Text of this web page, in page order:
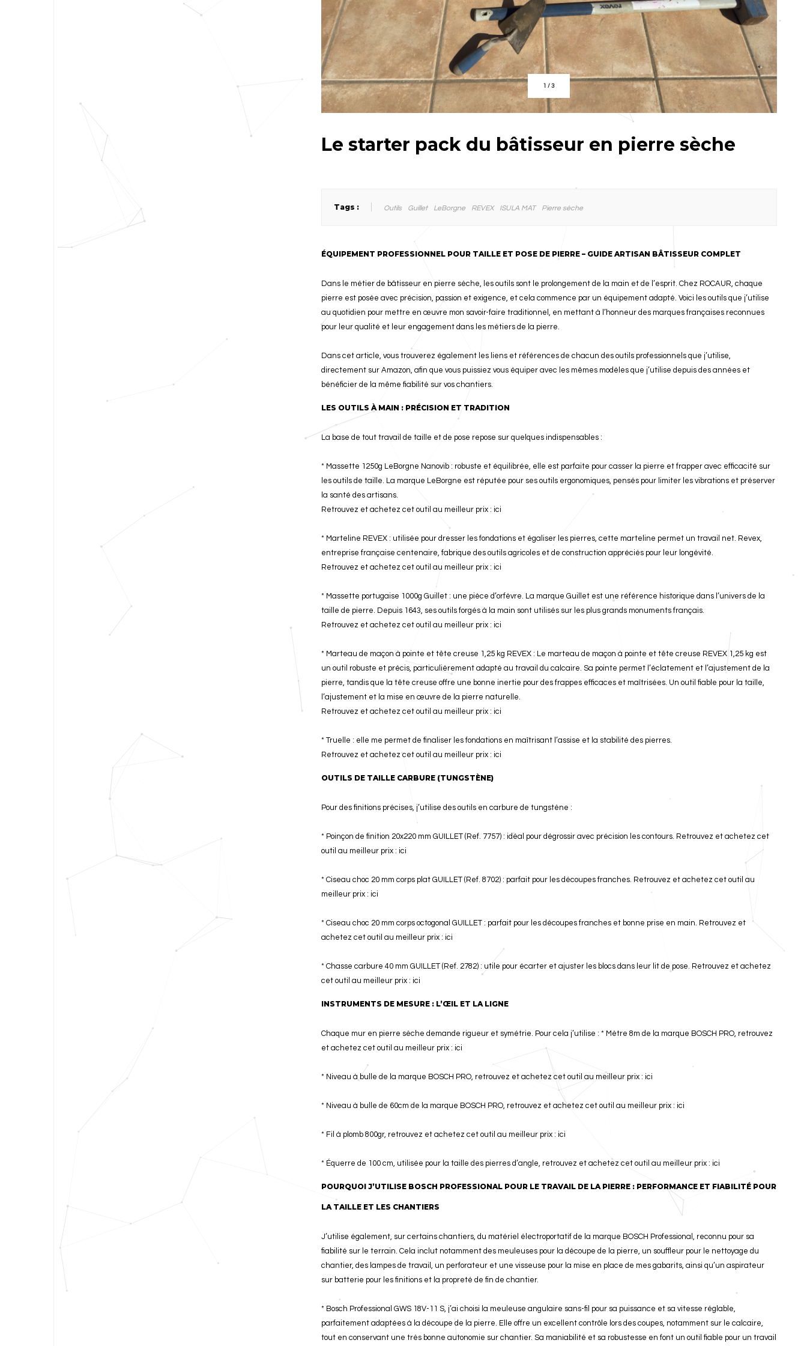
1 /3
Le starter pack du bâtisseur en pierre sèche
Tags : Outils Guillet LeBorgne REVEX ISULA MAT Pierre sèche
ÉQUIPEMENT PROFESSIONNEL POUR TAILLE ET POSE DE PIERRE – GUIDE ARTISAN BÂTISSEUR COMPLET
Dans le métier de bâtisseur en pierre sèche, les outils sont le prolongement de la main et de l’esprit. Chez ROCAUR, chaque
pierre est posée avec précision, passion et exigence, et cela commence par un équipement adapté. Voici les outils que j’utilise
au quotidien pour mettre en œuvre mon savoir-faire traditionnel, en mettant à l’honneur des marques françaises reconnues
pour leur qualité et leur engagement dans les métiers de la pierre.
Dans cet article, vous trouverez également les liens et références de chacun des outils professionnels que j’utilise,
directement sur Amazon, afin que vous puissiez vous équiper avec les mêmes modèles que j’utilise depuis des années et
bénéficier de la même fiabilité sur vos chantiers.
LES OUTILS À MAIN : PRÉCISION ET TRADITION
La base de tout travail de taille et de pose repose sur quelques indispensables :
* Massette 1250g LeBorgne Nanovib : robuste et équilibrée, elle est parfaite pour casser la pierre et frapper avec efficacité sur
les outils de taille. La marque LeBorgne est réputée pour ses outils ergonomiques, pensés pour limiter les vibrations et préserver
la santé des artisans.
Retrouvez et achetez cet outil au meilleur prix : ici
* Marteline REVEX : utilisée pour dresser les fondations et égaliser les pierres, cette marteline permet un travail net. Revex,
entreprise française centenaire, fabrique des outils agricoles et de construction appréciés pour leur longévité.
Retrouvez et achetez cet outil au meilleur prix : ici
* Massette portugaise 1000g Guillet : une pièce d’orfèvre. La marque Guillet est une référence historique dans l’univers de la
taille de pierre. Depuis 1643, ses outils forgés à la main sont utilisés sur les plus grands monuments français.
Retrouvez et achetez cet outil au meilleur prix : ici
* Marteau de maçon à pointe et tête creuse 1,25 kg REVEX : Le marteau de maçon à pointe et tête creuse REVEX 1,25 kg est
un outil robuste et précis, particulièrement adapté au travail du calcaire. Sa pointe permet l’éclatement et l’ajustement de la
pierre, tandis que la tête creuse offre une bonne inertie pour des frappes efficaces et maîtrisées. Un outil fiable pour la taille,
l’ajustement et la mise en œuvre de la pierre naturelle.
Retrouvez et achetez cet outil au meilleur prix : ici
* Truelle : elle me permet de finaliser les fondations en maîtrisant l’assise et la stabilité des pierres.
Retrouvez et achetez cet outil au meilleur prix : ici
OUTILS DE TAILLE CARBURE (TUNGSTÈNE)
Pour des finitions précises, j’utilise des outils en carbure de tungstène :
* Poinçon de finition 20x220 mm GUILLET (Ref. 7757) : idéal pour dégrossir avec précision les contours. Retrouvez et achetez cet
outil au meilleur prix : ici
* Ciseau choc 20 mm corps plat GUILLET (Ref. 8702) : parfait pour les découpes franches. Retrouvez et achetez cet outil au
meilleur prix : ici
* Ciseau choc 20 mm corps octogonal GUILLET : parfait pour les découpes franches et bonne prise en main. Retrouvez et
achetez cet outil au meilleur prix : ici
* Chasse carbure 40 mm GUILLET (Ref. 2782) : utile pour écarter et ajuster les blocs dans leur lit de pose. Retrouvez et achetez
cet outil au meilleur prix : ici
INSTRUMENTS DE MESURE : L’ŒIL ET LA LIGNE
Chaque mur en pierre sèche demande rigueur et symétrie. Pour cela j’utilise : * Mètre 8m de la marque BOSCH PRO, retrouvez
et achetez cet outil au meilleur prix : ici
* Niveau à bulle de la marque BOSCH PRO, retrouvez et achetez cet outil au meilleur prix : ici
* Niveau à bulle de 60cm de la marque BOSCH PRO, retrouvez et achetez cet outil au meilleur prix : ici
* Fil à plomb 800gr, retrouvez et achetez cet outil au meilleur prix : ici
* Équerre de 100 cm, utilisée pour la taille des pierres d’angle, retrouvez et achetez cet outil au meilleur prix : ici
POURQUOI J’UTILISE BOSCH PROFESSIONAL POUR LE TRAVAIL DE LA PIERRE : PERFORMANCE ET FIABILITÉ POUR
LA TAILLE ET LES CHANTIERS
J’utilise également, sur certains chantiers, du matériel électroportatif de la marque BOSCH Professional, reconnu pour sa
fiabilité sur le terrain. Cela inclut notamment des meuleuses pour la découpe de la pierre, un souffleur pour le nettoyage du
chantier, des lampes de travail, un perforateur et une visseuse pour la mise en place de mes gabarits, ainsi qu’un aspirateur
sur batterie pour les finitions et la propreté de fin de chantier.
* Bosch Professional GWS 18V-11 S, j’ai choisi la meuleuse angulaire sans-fil pour sa puissance et sa vitesse réglable,
parfaitement adaptées à la découpe de la pierre. Elle offre un excellent contrôle lors des coupes, notamment sur le calcaire,
tout en conservant une très bonne autonomie sur chantier. Sa maniabilité et sa robustesse en font un outil fiable pour un travail